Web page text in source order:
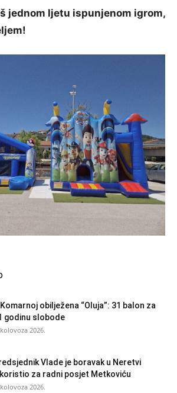
jednom ljetu ispunjenom igrom,
Komarnoj obilježena “Oluja”: 31 balon za
godinu slobode
2026.
Vlade je boravak u Neretvi
za radni posjet Metkoviću
2026.